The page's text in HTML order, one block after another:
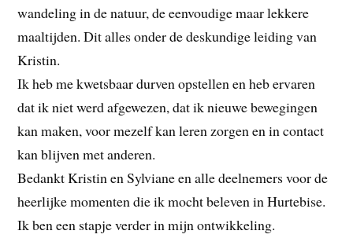
wandeling in de natuur, de eenvoudige maar lekkere
maaltijden. Dit alles onder de deskundige leiding van
Kristin.
Ik heb me kwetsbaar durven opstellen en heb ervaren
dat ik niet werd afgewezen, dat ik nieuwe bewegingen
kan maken, voor mezelf kan leren zorgen en in contact
kan blijven met anderen.
Bedankt Kristin en Sylviane en alle deelnemers voor de
heerlijke momenten die ik mocht beleven in Hurtebise.
Ik ben een stapje verder in mijn ontwikkeling.